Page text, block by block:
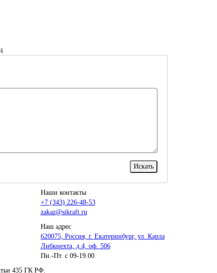
Наши контакты
+7 (343) 226-48-53
zakaz@sikraft.ru
Наш адрес
620075, Россия, г. Екатеринбург, ул. Карла
Либкнехта, д.4, оф. 506
Пн.-Пт. с 09-19.00
435 ГК РФ.